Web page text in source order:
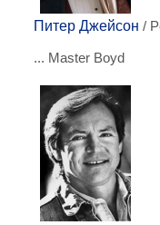
Питер Джейсон /
... Master Boyd